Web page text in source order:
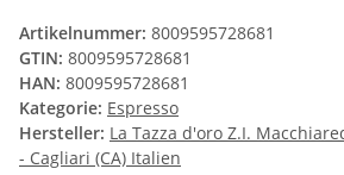
Artikelnummer: 8009595728681
GTIN: 8009595728681
HAN: 8009595728681
Kategorie: Espresso
Hersteller: La Tazza d'oro Z.I.
- Cagliari (CA) Italien